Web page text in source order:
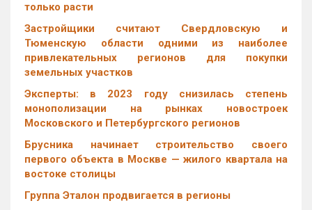
только расти
Застройщики считают Свердловскую и
Тюменскую области одними из наиболее
привлекательных регионов для покупки
земельных участков
Эксперты: в 2023 году снизилась степень
монополизации на рынках новостроек
Московского и Петербургского регионов
Брусника начинает строительство своего
первого объекта в Москве — жилого квартала на
востоке столицы
Группа Эталон продвигается в регионы